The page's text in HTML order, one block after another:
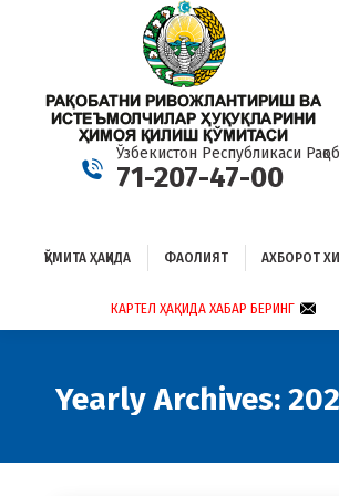
Ўзбекистон Республикаси
71-207-47-00
ҚЎМИТА ҲАҚИДА ФАОЛИЯТ АХБОРОТ
КАРТЕЛ ҲАҚИДА ХАБАР БЕРИНГ
Yearly Archives:
ФАОЛИЯТ